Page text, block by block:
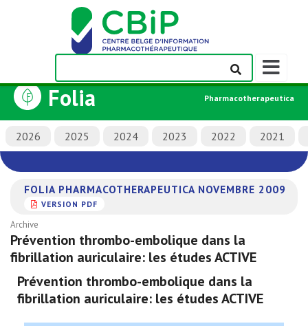
Afficher/
la
de
navigation
Folia Pharmacotherapeutica
2026 2025 2024 2023 2022 2021
FOLIA PHARMACOTHERAPEUTICA NOVEMBRE 2009
VERSION PDF
Archive
Prévention thrombo-embolique dans la
fibrillation auriculaire: les études ACTIVE
Prévention thrombo-embolique dans la
fibrillation auriculaire: les études ACTIVE